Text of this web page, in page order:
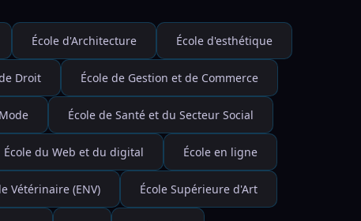
École d'Architecture École d'esthétique
Droit École de Gestion et de Commerce
École de Santé et du Secteur Social
École du Web et du digital École en ligne
Vétérinaire (ENV) École Supérieure d'Art